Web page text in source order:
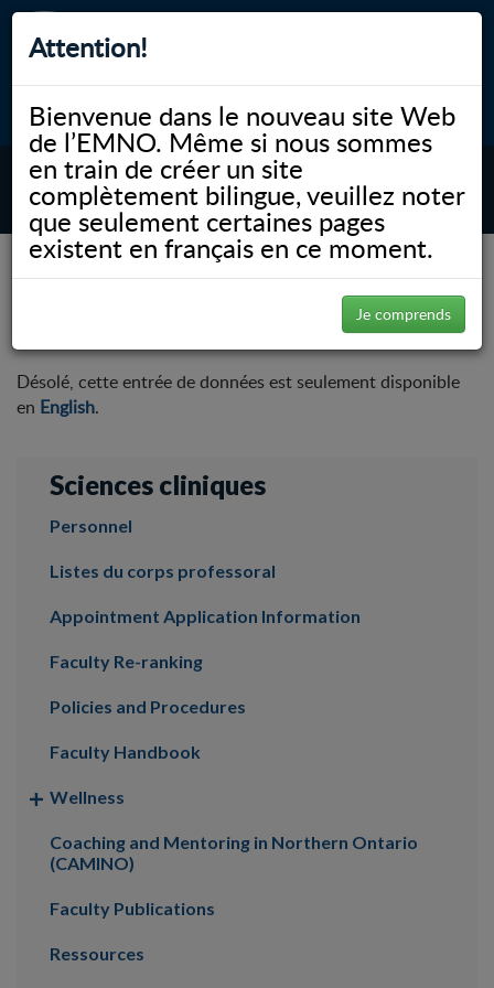
Attention!
Bienvenue dans le nouveau site Web
de l’EMNO. Même si nous sommes
en train de créer un site
complètement bilingue, veuillez noter
que seulement certaines pages
existent en français en ce moment.
Je comprends
myNOSM Accessibilité A- A+ English
MENU
NOSM.ca Faculté Sciences cliniques Faculty Publications
Désolé, cette entrée de données est seulement disponible
en English.
Sciences cliniques
Personnel
Listes du corps professoral
Appointment Application Information
Faculty Re-ranking
Policies and Procedures
Faculty Handbook
Wellness
Coaching and Mentoring in Northern Ontario
(CAMINO)
Faculty Publications
Ressources